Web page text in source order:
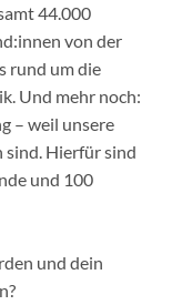
44.000
von der
rund um die
Und mehr noch:
– weil unsere
sind. Hierfür sind
und 100
und dein